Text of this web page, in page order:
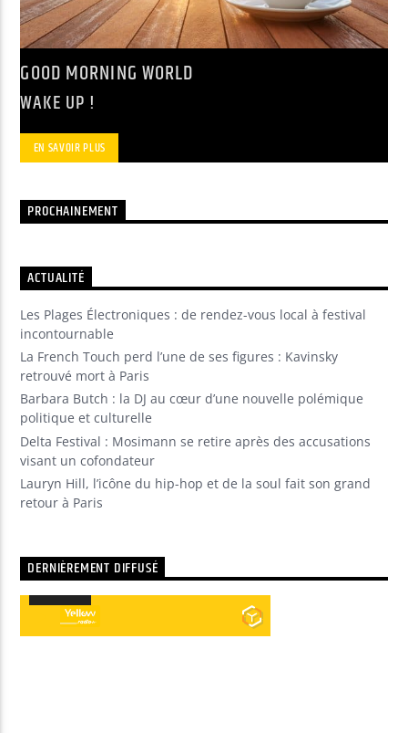
GOOD MORNING WORLD
WAKE UP !
EN SAVOIR PLUS
PROCHAINEMENT
ACTUALITÉ
Les Plages Électroniques : de rendez-vous local à festival
incontournable
La French Touch perd l’une de ses figures : Kavinsky
retrouvé mort à Paris
Barbara Butch : la DJ au cœur d’une nouvelle polémique
politique et culturelle
Delta Festival : Mosimann se retire après des accusations
visant un cofondateur
Lauryn Hill, l’icône du hip-hop et de la soul fait son grand
retour à Paris
DERNIÈREMENT DIFFUSÉ
Lecteur
audio